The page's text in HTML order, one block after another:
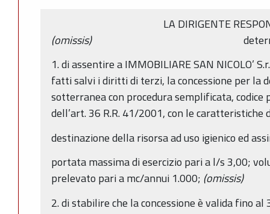
LA DIRIGENTE
(omissis)
1. di assentire a IMMOBILIARE SAN NICOLO’
fatti salvi i diritti di terzi, la concessione per la
sotterranea con procedura semplificata, codice
dell’art. 36 R.R. 41/2001, con le caratteristiche
destinazione della risorsa ad uso igienico ed
portata massima di esercizio pari a l/s 3,00;
prelevato pari a mc/annui 1.000; (omissis)
2. di stabilire che la concessione è valida fino